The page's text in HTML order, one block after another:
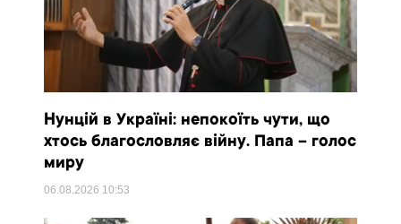
Нунцій в Україні: непокоїть чути, що
хтось благословляє війну. Папа – голос
миру
06.08.2026 10:53